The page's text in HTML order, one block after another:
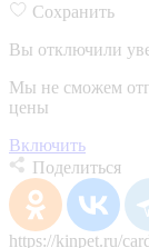
Сохранить
Вы отключили
Мы не сможем
цены
Включить
Поделиться
https://kinpet.ru/